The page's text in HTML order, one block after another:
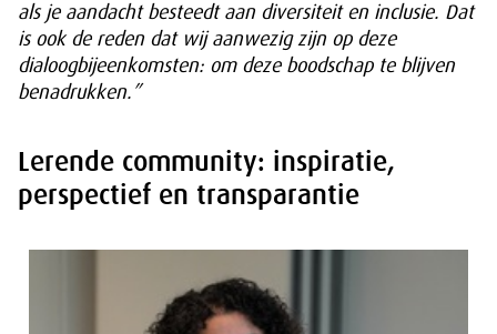
als je aandacht besteedt aan diversiteit en inclusie. Dat
is ook de reden dat wij aanwezig zijn op deze
dialoogbijeenkomsten: om deze boodschap te blijven
benadrukken.”
Lerende community: inspiratie,
perspectief en transparantie